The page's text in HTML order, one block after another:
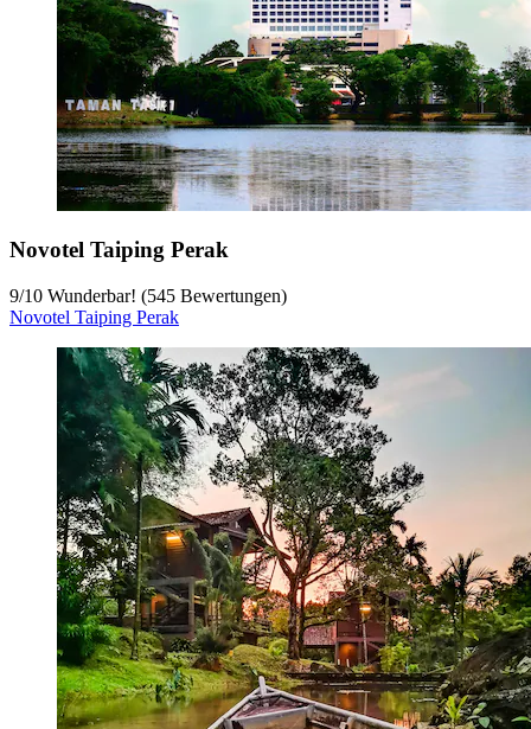
Novotel Taiping Perak
9/10 Wunderbar! (545 Bewertungen)
Novotel Taiping Perak